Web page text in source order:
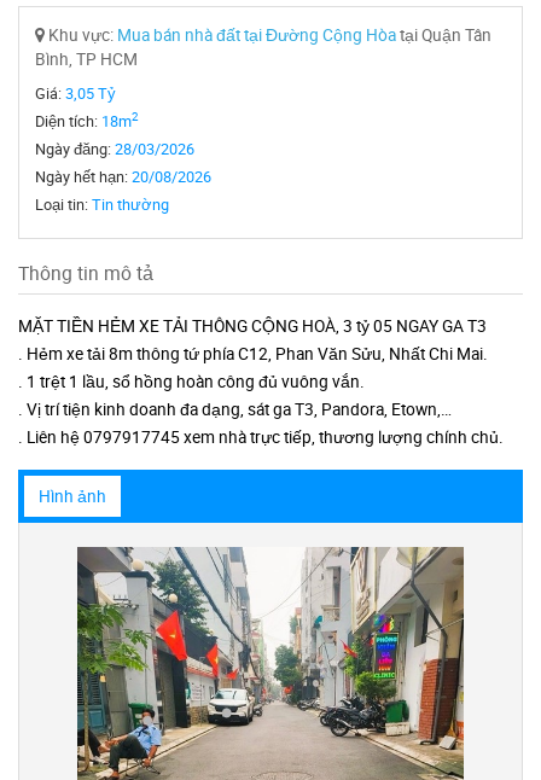
Khu vực: Mua bán nhà đất tại Đường Cộng Hòatại Quận Tân
Bình, TP HCM
Giá:3,05 Tỷ
Diện tích: 18m2
Ngày đăng:28/03/2026
Ngày hết hạn:20/08/2026
Loại tin:Tin thường
Thông tin mô tả
MẶT TIỀN HẺM XE TẢI THÔNG CỘNG HOÀ, 3 tỷ 05 NGAY GA T3
. Hẻm xe tải 8m thông tứ phía C12, Phan Văn Sửu, Nhất Chi Mai.
. 1 trệt 1 lầu, sổ hồng hoàn công đủ vuông vắn.
. Vị trí tiện kinh doanh đa dạng, sát ga T3, Pandora, Etown,…
. Liên hệ 0797917745 xem nhà trực tiếp, thương lượng chính chủ.
Hình ảnh